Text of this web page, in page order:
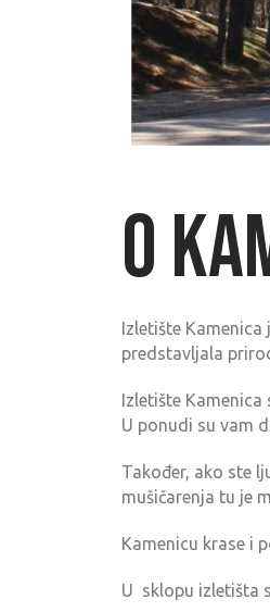
O
Izletište
predstavljala
Izletište Kamenica
U ponudi su vam
Također, ako ste
mušičarenja tu je
Kamenicu krase i
U sklopu izletišta